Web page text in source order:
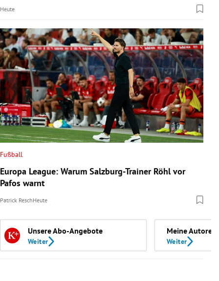
Heute
Fußball
Europa League: Warum Salzburg-Trainer Röhl vor
Pafos warnt
Patrick ReschHeute
Unsere Abo-Angebote
Weiter
Meine Autoren
Weiter